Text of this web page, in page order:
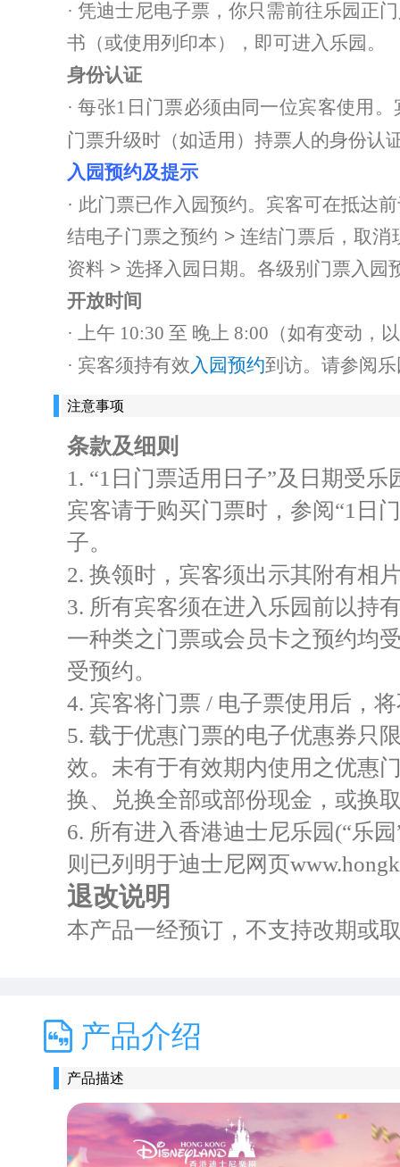
· 凭迪士尼电子票，你只需前往乐园正
书（或使用列印本），即可进入乐园。
身份认证
· 每张1日门票必须由同一位宾客使用
门票升级时（如适用）持票人的身份认
入园预约及提示
· 此门票已作入园预约。宾客可在抵达
结电子门票之预约 > 连结门票后，取
资料 > 选择入园日期。各级别门票入园
开放时间
· 上午 10:30 至 晚上 8:00（如有变动，
· 宾客须持有效 入园预约到访。请参阅
注意事项
条款及细则
1. “1日门票适用日子”及日期受
宾客请于购买门票时，参阅“1日
子。
2. 换领时，宾客须出示其附有相
3. 所有宾客须在进入乐园前以持
一种类之门票或会员卡之预约均
受预约。
4. 宾客将门票 / 电子票使用后，
5. 载于优惠门票的电子优惠券只
效。未有于有效期内使用之优惠
换、兑换全部或部份现金，或换
6. 所有进入香港迪士尼乐园(“乐
则已列明于迪士尼网页
退改说明
本产品一经预订，不支持改期或
产品介绍
产品描述